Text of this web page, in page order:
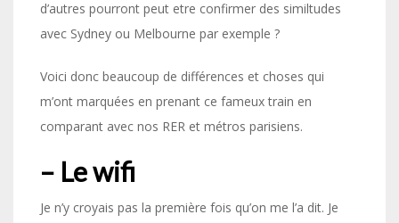
d’autres pourront peut etre confirmer des similtudes
avec Sydney ou Melbourne par exemple ?
Voici donc beaucoup de différences et choses qui
m’ont marquées en prenant ce fameux train en
comparant avec nos RER et métros parisiens.
– Le wifi
Je n’y croyais pas la première fois qu’on me l’a dit. Je